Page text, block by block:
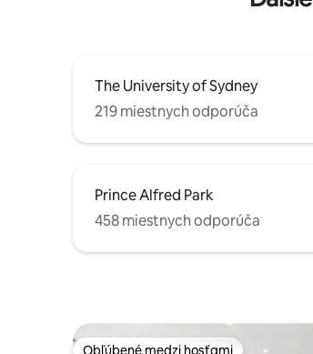
The University of Sydney
219 miestnych odporúča
Prince Alfred Park
458 miestnych odporúča
Obľúbené medzi hosťami